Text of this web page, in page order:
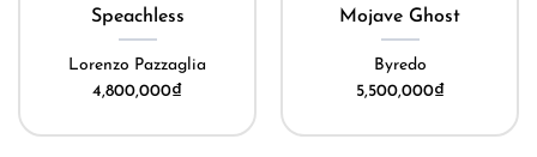
Speachless
Lorenzo Pazzaglia
4,800,000₫
Mojave Ghost
Byredo
5,500,000₫